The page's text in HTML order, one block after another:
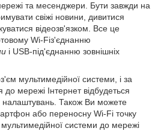
та месенджери . Бути завжди на
свіжі новини, дивитися
відеозв'язком. Все це
Wi-Fiз'єднанню
і USB-під'єднанню зовнішніх
мультимедійної системи, і за
до мережі Інтернет відбудеться
налаштувань. Також Ви можете
або переносну Wi-Fi точку
системи до мережі